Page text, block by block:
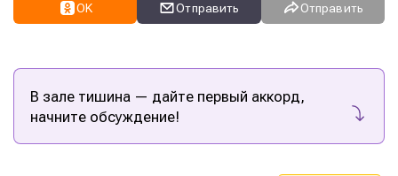
OK Отправить Отправить
В зале тишина — дайте первый аккорд,
начните обсуждение!